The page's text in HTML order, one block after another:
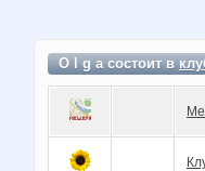
O l g a состоит в